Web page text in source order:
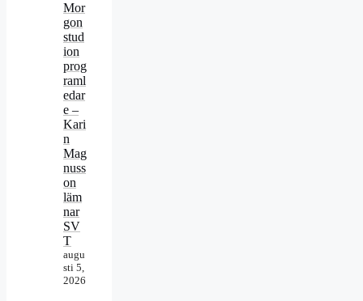
Mor
gon
stud
ion
prog
raml
edar
e –
Kari
n
Mag
nuss
on
läm
nar
SV
T
augu
sti 5,
2026